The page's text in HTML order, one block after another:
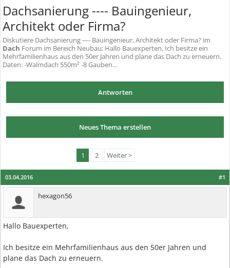
Dachsanierung ---- Bauingenieur,
Architekt oder Firma?
Diskutiere Dachsanierung ---- Bauingenieur, Architekt oder Firma? im
Dach Forum im Bereich Neubau; Hallo Bauexperten, Ich besitze ein
Mehrfamilienhaus aus den 50er Jahren und plane das Dach zu erneuern.
Daten: -Walmdach 550m² -8 Gauben...
Antworten
Neues Thema erstellen
1 2 Weiter >
#1
03.04.2016
hexagon56
Hallo Bauexperten,
Ich besitze ein Mehrfamilienhaus aus den 50er Jahren und
plane das Dach zu erneuern.